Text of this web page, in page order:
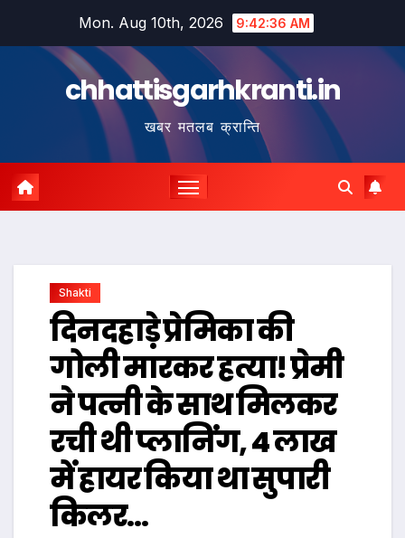
Mon. Aug 10th, 2026 9:42:37 AM
chhattisgarhkranti.in
खबर मतलब क्रान्ति
Shakti
दिनदहाड़े प्रेमिका की
गोली मारकर हत्या! प्रेमी
ने पत्नी के साथ मिलकर
रची थी प्लानिंग, 4 लाख
में हायर किया था सुपारी
किलर…